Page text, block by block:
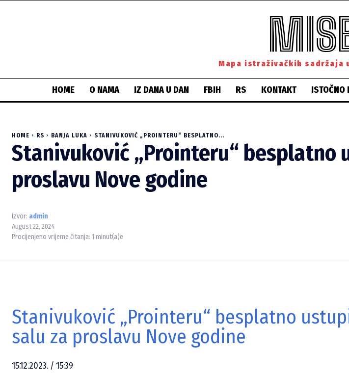
Mapa istraživačkih sadržaja
HOME O NAMA IZ DANA U DAN FBIH RS KONTAKT ISTOČNO
HOME RS BANJA LUKA STANIVUKOVIĆ „PROINTERU“ BESPLATNO...
Stanivuković „Prointeru“ besplatno
proslavu Nove godine
Izvor: admin
August 22, 2024
Procijenjeno vrijeme čitanja: 1 minut(a)e
Stanivuković „Prointeru“ besplatno
salu za proslavu Nove godine
15.12.2023. / 15:39